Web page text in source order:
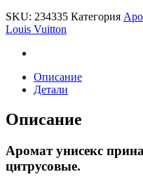
SKU: 234335 Категория
Louis Vuitton
Описание
Детали
Описание
Аромат унисекс
цитрусовые.